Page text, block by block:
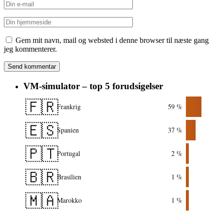
Gem mit navn, mail og websted i denne browser til næste gang
jeg kommenterer.
VM-simulator – top 5 forudsigelser
🇫🇷Frankrig 59 %
🇪🇸Spanien 37 %
🇵🇹Portugal 2 %
🇧🇷Brasilien 1 %
🇲🇦Marokko 1 %